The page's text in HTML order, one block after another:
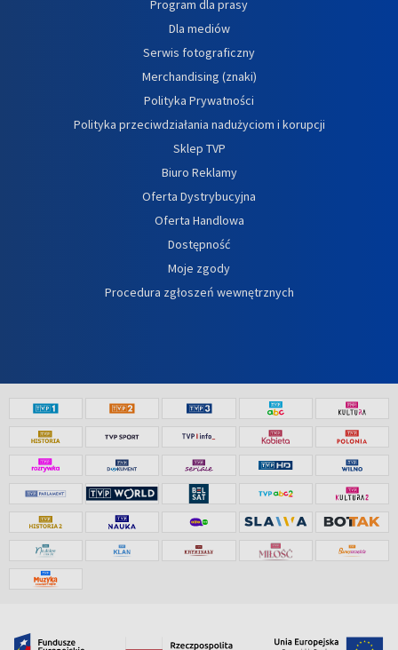
Program dla prasy
Dla mediów
Serwis fotograficzny
Merchandising (znaki)
Polityka Prywatności
Polityka przeciwdziałania nadużyciom i korupcji
Sklep TVP
Biuro Reklamy
Oferta Dystrybucyjna
Oferta Handlowa
Dostępność
Moje zgody
Procedura zgłoszeń wewnętrznych